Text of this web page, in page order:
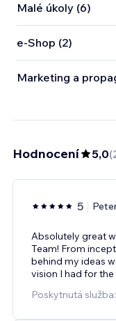
Malé úkoly (6)
e‑Shop (2)
Marketing a
Hodnocení 5,0(
5
Absolutely great
Team! From
behind my ideas
vision I had for
Poskytnutá